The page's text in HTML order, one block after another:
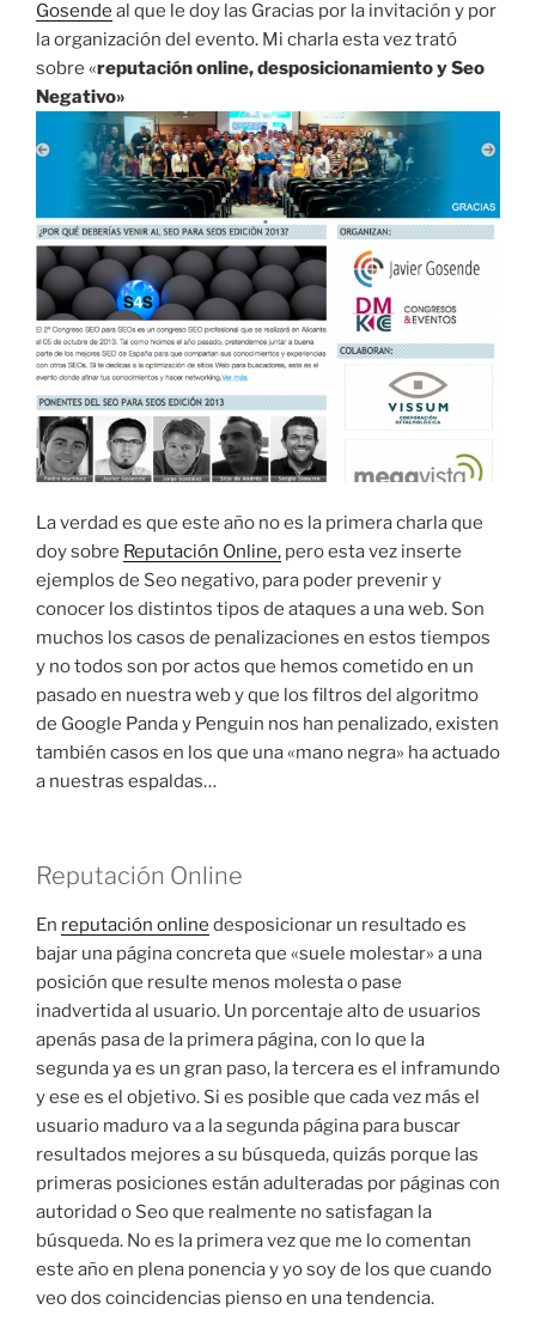
Gosende al que le doy las Gracias por la invitación y por
la organización del evento. Mi charla esta vez trató
sobre «reputación online, desposicionamiento y Seo
Negativo»
La verdad es que este año no es la primera charla que
doy sobre Reputación Online, pero esta vez inserte
ejemplos de Seo negativo, para poder prevenir y
conocer los distintos tipos de ataques a una web. Son
muchos los casos de penalizaciones en estos tiempos
y no todos son por actos que hemos cometido en un
pasado en nuestra web y que los filtros del algoritmo
de Google Panda y Penguin nos han penalizado, existen
también casos en los que una «mano negra» ha actuado
a nuestras espaldas…
Reputación Online
En reputación online desposicionar un resultado es
bajar una página concreta que «suele molestar» a una
posición que resulte menos molesta o pase
inadvertida al usuario. Un porcentaje alto de usuarios
apenás pasa de la primera página, con lo que la
segunda ya es un gran paso, la tercera es el inframundo
y ese es el objetivo. Si es posible que cada vez más el
usuario maduro va a la segunda página para buscar
resultados mejores a su búsqueda, quizás porque las
primeras posiciones están adulteradas por páginas con
autoridad o Seo que realmente no satisfagan la
búsqueda. No es la primera vez que me lo comentan
este año en plena ponencia y yo soy de los que cuando
veo dos coincidencias pienso en una tendencia.